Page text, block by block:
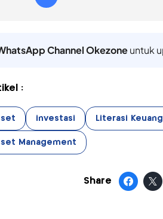
Channel Okezoneuntuk
:
investasi Literasi
Management
Share